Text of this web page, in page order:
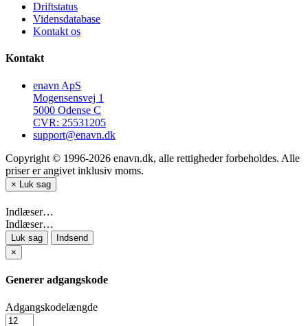
Driftstatus
Vidensdatabase
Kontakt os
Kontakt
enavn ApS
Mogensensvej 1
5000 Odense C
CVR: 25531205
support@enavn.dk
Copyright © 1996-2026 enavn.dk, alle rettigheder forbeholdes. Alle
priser er angivet inklusiv moms.
× Luk sag
Indlæser…
Indlæser…
Luk sag
Indsend
×
Generer adgangskode
Adgangskodelængde